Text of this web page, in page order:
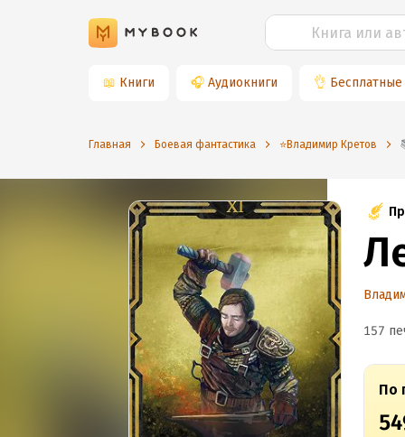
📖 Книги 🎧 Аудиокниги 👌 Бесплатные
Главная Боевая фантастика ⭐️Владимир Кретов
157
По